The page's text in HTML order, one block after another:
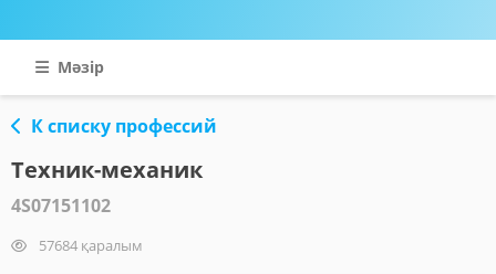
Мәзір
К списку профессий
Техник-механик
4S07151102
57684 қаралым